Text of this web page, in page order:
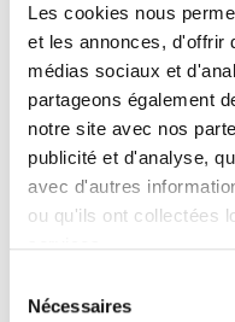
Les cookies nous
et les annonces, d'offrir
médias sociaux et
partageons également
notre site avec nos
publicité et d'analyse,
avec d'autres
ou qu'ils ont collectées
services.
Nécessaires
Bac et Jardinière